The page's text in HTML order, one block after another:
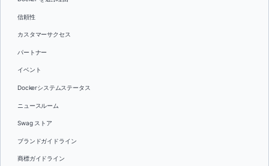
信頼性
カスタマーサクセス
パートナー
イベント
Dockerシステムステータス
ニュースルーム
Swag ストア
ブランドガイドライン
商標ガイドライン